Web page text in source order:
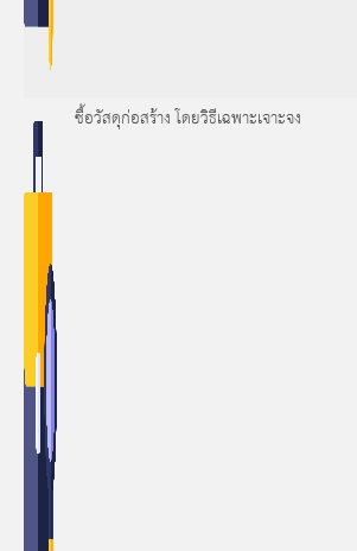
ซื้อวัสดุก่อสร้าง โดยวิธีเฉพาะเจาะจง